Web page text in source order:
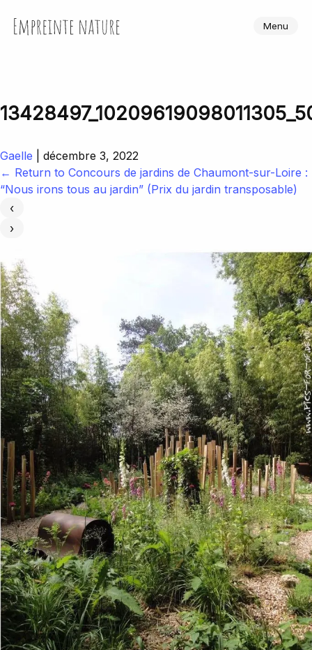
Empreinte Nature Menu
Gaelle
décembre 3, 2022
← Return to Concours de jardins de Chaumont-sur-Loire :
“Nous irons tous au jardin” (Prix du jardin transposable)
‹
›